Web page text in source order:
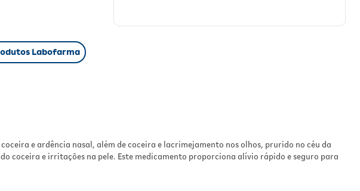
eficaz dos sintomas
e adolescentesa partir
o
e qualidade de vida. Os
lacrimejamento e
Labofarma
e ardência nasal, além de coceira e lacrimejamento nos olhos, prurido no céu da
coceira e irritações na pele. Este medicamento proporciona alívio rápido e seguro para